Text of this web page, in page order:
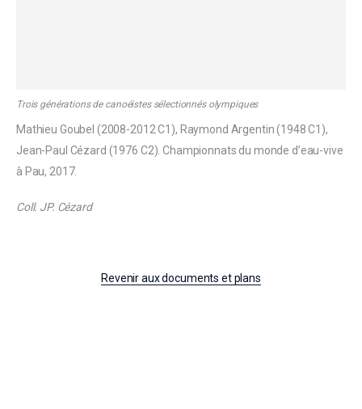
Trois générations de canoéistes sélectionnés olympiques
Mathieu Goubel (2008-2012 C1), Raymond Argentin (1948 C1),
Jean-Paul Cézard (1976 C2). Championnats du monde d’eau-vive
à Pau, 2017.
Coll. JP. Cézard
Revenir aux documents et plans